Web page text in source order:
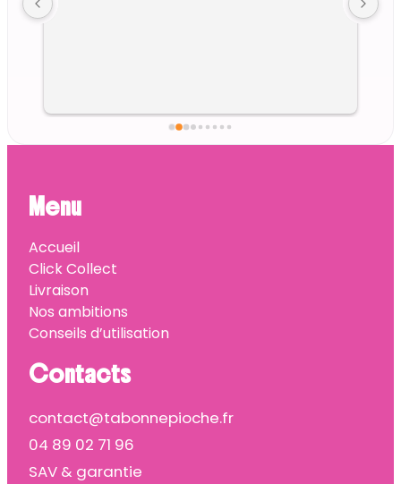
Menu
Accueil
Click Collect
Livraison
Nos ambitions
Conseils d’utilisation
Contacts
contact@tabonnepioche.fr
04 89 02 71 96
SAV & garantie